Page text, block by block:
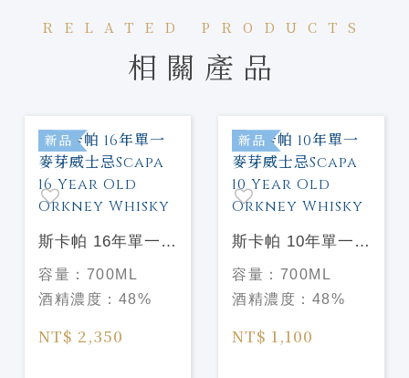
RELATED PRODUCTS
相關產品
新品
斯卡帕 16年單一麥
芽威士忌Scapa 16
Year Old Orkney
Whisky
容量： 700ML
酒精濃度： 48%
NT$ 2,350
新品
斯卡帕 10年單一麥
芽威士忌Scapa 10
Year Old Orkney
Whisky
容量： 700ML
酒精濃度： 48%
NT$ 1,100